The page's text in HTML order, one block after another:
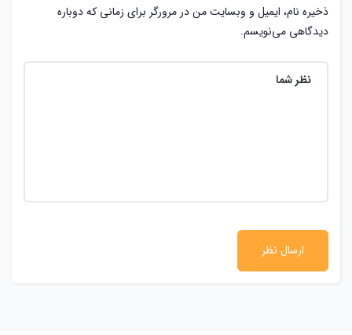
&کپی
؛ 2026 - Listdo. تمامی حقوق محفوظ است. ارائه شده توسط